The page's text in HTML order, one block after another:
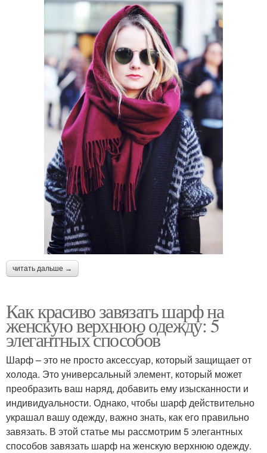
читать дальше →
Как красиво завязать шарф на
женскую верхнюю одежду: 5
элегантных способов
Шарф – это не просто аксессуар, который защищает от
холода. Это универсальный элемент, который может
преобразить ваш наряд, добавить ему изысканности и
индивидуальности. Однако, чтобы шарф действительно
украшал вашу одежду, важно знать, как его правильно
завязать. В этой статье мы рассмотрим 5 элегантных
способов завязать шарф на женскую верхнюю одежду.